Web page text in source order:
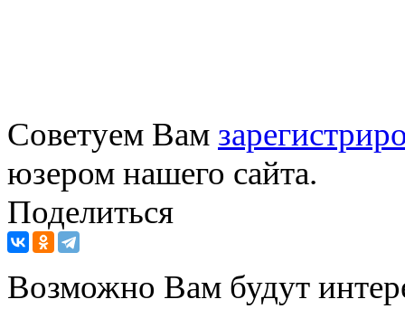
Советуем Вам
юзером нашего сайта.
Поделиться
Возможно Вам будут